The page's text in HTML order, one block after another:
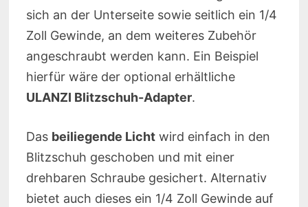
sich an der Unterseite sowie seitlich ein 1/4
Zoll Gewinde, an dem weiteres Zubehör
angeschraubt werden kann. Ein Beispiel
hierfür wäre der optional erhältliche
ULANZI Blitzschuh-Adapter.
Das beiliegende Lichtwird einfach in den
Blitzschuh geschoben und mit einer
drehbaren Schraube gesichert. Alternativ
bietet auch dieses ein 1/4 Zoll Gewinde auf